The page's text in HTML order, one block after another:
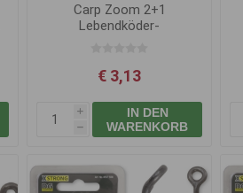
Carp Zoom 2+1
Lebendköder-
€ 3,13
i
h
IN DEN
WARENKORB